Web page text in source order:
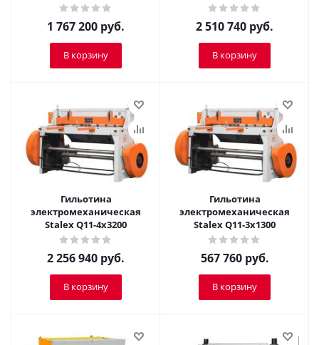
1 767 200 руб.
В корзину
2 510 740 руб.
В корзину
Гильотина
электромеханическая
Stalex Q11-4x3200
2 256 940 руб.
В корзину
Гильотина
электромеханическая
Stalex Q11-3x1300
567 760руб.
В корзину